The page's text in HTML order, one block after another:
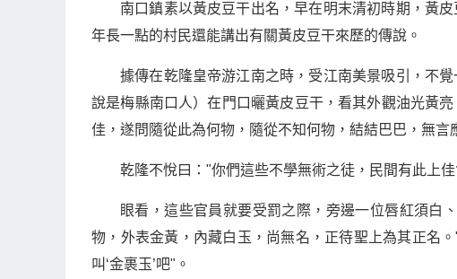
南口鎮素以黃皮豆干出名，早在明末清初時期，黃
年長一點的村民還能講出有關黃皮豆干來歷的傳說。
據傳在乾隆皇帝游江南之時，受江南美景吸引，不
說是梅縣南口人）在門口曬黃皮豆干，看其外觀油光黃
佳，遂問隨從此為何物，隨從不知何物，結結巴巴，無言
乾隆不悅曰："你們這些不學無術之徒，民間有此上
眼看，這些官員就要受罰之際，旁邊一位唇紅須白
物，外表金黃，內藏白玉，尚無名，正待聖上為其正名
叫‘金裹玉’吧"。